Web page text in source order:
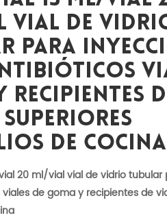
Vial De
Para
Recipientes
De Cocina
20 ml/vial vial de vidrio tubular
de goma y recipientes de